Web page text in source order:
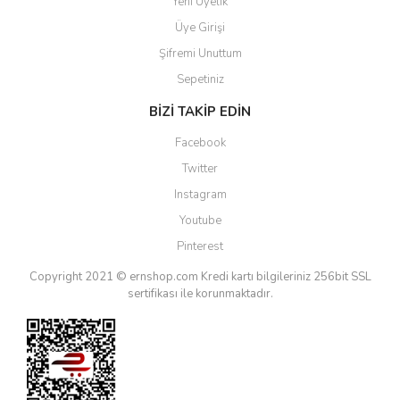
Üye Girişi
Şifremi Unuttum
Sepetiniz
BİZİ TAKİP EDİN
Facebook
Twitter
Instagram
Youtube
Pinterest
Copyright 2021 © ernshop.com Kredi kartı bilgileriniz 256bit SSL
sertifikası ile korunmaktadır.